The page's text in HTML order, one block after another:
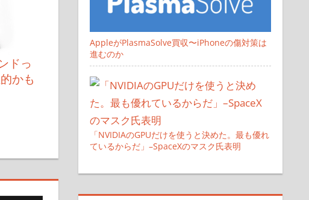
ドっ
かも
AppleがPlasmaSolve買収〜iPhoneの傷対策は
進むのか
「NVIDIAのGPUだけを使うと決めた。最も優れ
ているからだ」–SpaceXのマスク氏表明